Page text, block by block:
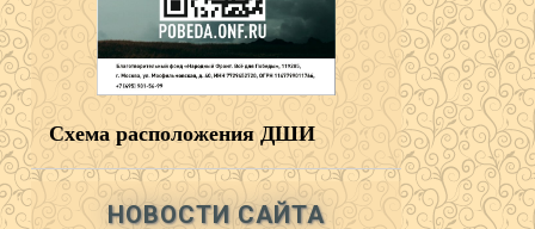
Схема расположения ДШИ
НОВОСТИ САЙТА